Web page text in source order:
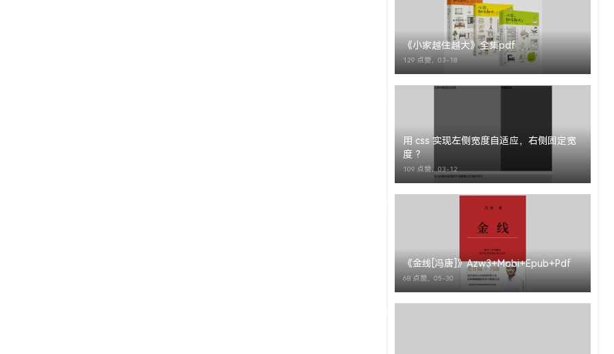
《小家越住越大》全集pdf
129 点赞， 03-18
用 css 实现左侧宽度自适应，右侧固定宽
度 ？
109 点赞， 03-12
《金线[冯唐]》Azw3+Mobi+Epub+Pdf
68 点赞， 05-30